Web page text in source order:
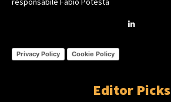
Privacy Policy Cookie Policy
Editor Picks